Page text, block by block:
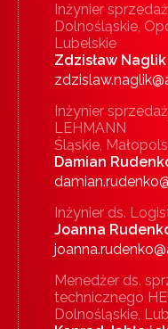
Inżynier
Dolnośląskie,
Lubelskie
Zdzisław Naglik
Inżynier
LEHMANN
Śląskie,
Damian
Inżynier ds.
Joanna
Menedżer ds.
technicznego
Dolnośląskie,